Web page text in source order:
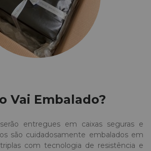
Vai Embalado?
entregues em caixas seguras e
são cuidadosamente embalados em
com tecnologia de resistência e